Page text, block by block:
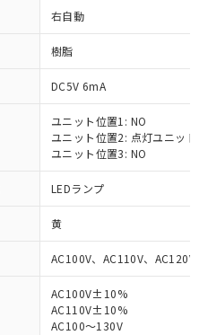
右自動
樹脂
DC5V 6mA
ユニット位置1: NO
ユニット位置2: 点灯ユニット
ユニット位置3: NO
LEDランプ
黄
AC100V、AC110V、AC120V
AC100V±10%
AC110V±10%
AC100～130V